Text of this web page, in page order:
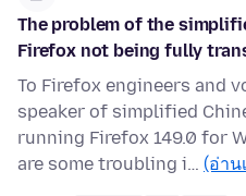
The problem of the
Firefox not being fully
To Firefox engineers and
speaker of simplified
running Firefox 149.0 for
are some troubling i… (อ่าน